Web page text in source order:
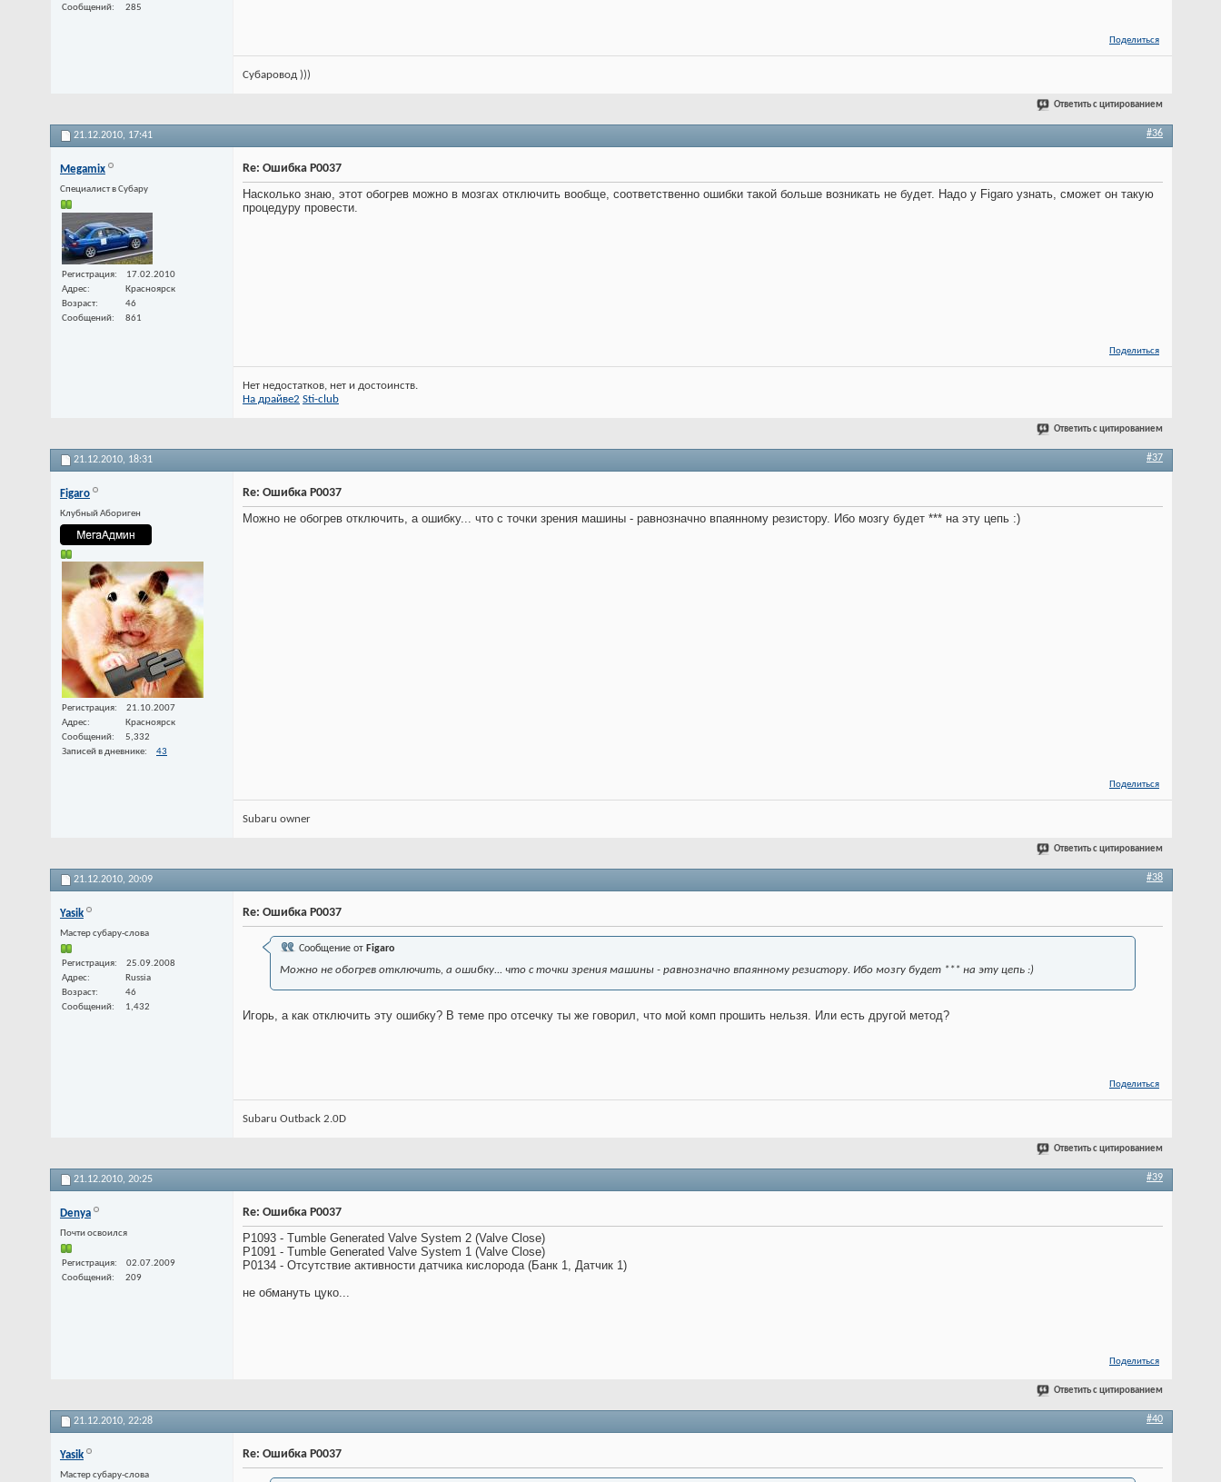
Сообщений
285
Поделиться
Субаровод )))
Ответить с цитированием
21.12.2010, 17:41 #36
Megamix
Специалист в Субару
Регистрация
17.02.2010
Адрес
Красноярск
Возраст
46
Сообщений
861
Re: Ошибка P0037
Насколько знаю, этот обогрев можно в мозгах отключить вообще, соответственно ошибки такой больше возникать не будет. Надо у Figaro узнать, сможет он такую
процедуру провести.
Поделиться
Нет недостатков, нет и достоинств.
На драйве2 Sti-club
Ответить с цитированием
21.12.2010, 18:31 #37
Figaro
Клубный Абориген
Регистрация
21.10.2007
Адрес
Красноярск
Сообщений
5,332
Записей в дневнике
43
Re: Ошибка P0037
Можно не обогрев отключить, а ошибку... что с точки зрения машины - равнозначно впаянному резистору. Ибо мозгу будет *** на эту цепь :)
Поделиться
Subaru owner
Ответить с цитированием
21.12.2010, 20:09 #38
Yasik
Мастер субару-слова
Регистрация
25.09.2008
Адрес
Russia
Возраст
46
Сообщений
1,432
Re: Ошибка P0037
Сообщение от Figaro
Можно не обогрев отключить, а ошибку... что с точки зрения машины - равнозначно впаянному резистору. Ибо мозгу будет *** на эту цепь :)
Игорь, а как отключить эту ошибку? В теме про отсечку ты же говорил, что мой комп прошить нельзя. Или есть другой метод?
Поделиться
Subaru Outback 2.0D
Ответить с цитированием
21.12.2010, 20:25 #39
Denya
Почти освоился
Регистрация
02.07.2009
Сообщений
209
Re: Ошибка P0037
P1093 - Tumble Generated Valve System 2 (Valve Close)
P1091 - Tumble Generated Valve System 1 (Valve Close)
P0134 - Отсутствие активности датчика кислорода (Банк 1, Датчик 1)
не обмануть цуко...
Поделиться
Ответить с цитированием
21.12.2010, 22:28 #40
Yasik
Мастер субару-слова
Re: Ошибка P0037